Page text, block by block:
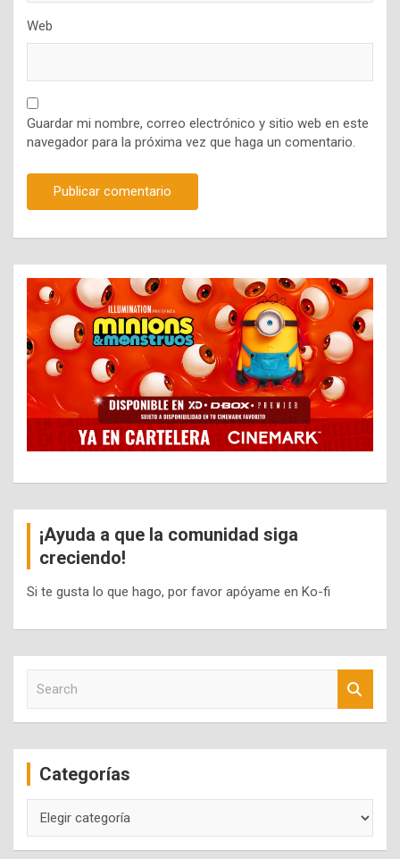
Web
Guardar mi nombre, correo electrónico y sitio web en este
navegador para la próxima vez que haga un comentario.
¡Ayuda a que la comunidad siga
creciendo!
Si te gusta lo que hago, por favor apóyame en Ko-fi
c
Categorías